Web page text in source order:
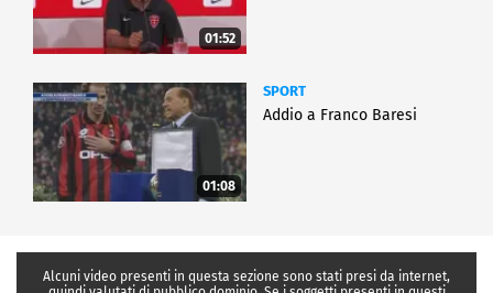
01:52
01:08
SPORT
Addio a Franco Baresi
Alcuni video presenti in questa sezione sono stati presi da internet,